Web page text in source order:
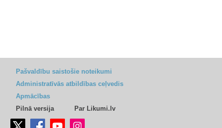
Pašvaldību saistošie noteikumi
Administratīvās atbildības ceļvedis
Apmācības
Pilnā versija
Par Likumi.lv